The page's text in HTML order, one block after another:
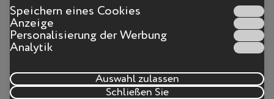
Eine solche Seite auf der Seite existiert nicht mehr oder
die Seitenadresse wurde falsch eingegeben.
Speichern eines Cookies
Anzeige
Personalisierung der Werbung
Analytik
Auswahl zulassen
Schließen Sie